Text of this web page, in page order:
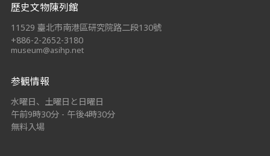
歷史文物陳列館
11529 臺北市南港區研究院路二段130號
+886-2-2652-3180
museum@asihp.net
参観情報
水曜日、土曜日と日曜日
午前9時30分 - 午後4時30分
無料入場